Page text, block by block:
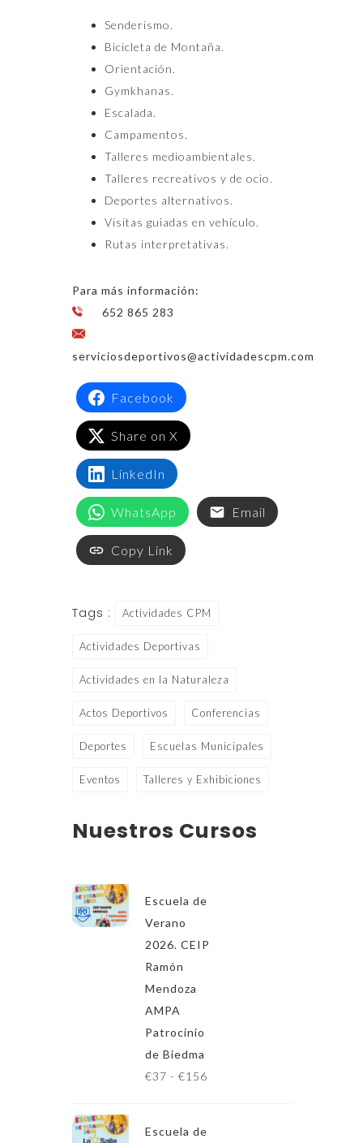
Senderismo.
Bicicleta de Montaña.
Orientación.
Gymkhanas.
Escalada.
Campamentos.
Talleres medioambientales.
Talleres recreativos y de ocio.
Deportes alternativos.
Visitas guiadas en vehículo.
Rutas interpretativas.
Para más información:
652 865 283
serviciosdeportivos@actividadescpm.com
Facebook
Share on X
LinkedIn
WhatsApp Email
Copy Link
Tags : Actividades CPM
Actividades Deportivas
Actividades en la Naturaleza
Actos Deportivos Conferencias
Deportes Escuelas Municipales
Eventos Talleres y Exhibiciones
Nuestros Cursos
Escuela de
Verano
2026. CEIP
Ramón
Mendoza
AMPA
Patrocinio
de Biedma
€37 - €156
Escuela de